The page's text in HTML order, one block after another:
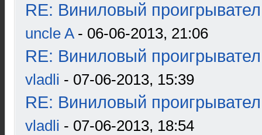
RE: Виниловый
uncle A- 06-06-2013, 21:06
RE: Виниловый
vladli - 07-06-2013, 15:39
RE: Виниловый
vladli - 07-06-2013, 18:54